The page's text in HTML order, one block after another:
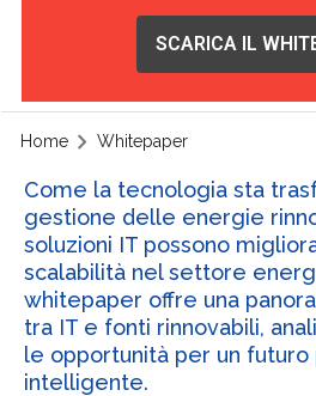
SCARICA IL
Home Whitepaper
Come la tecnologia sta
gestione delle energie
soluzioni IT possono
scalabilità nel settore
whitepaper offre una
tra IT e fonti rinnovabili,
le opportunità per un futuro
intelligente.